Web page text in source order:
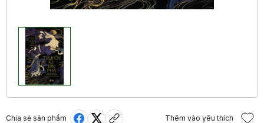
Chia sẻ sản phẩm Thêm vào yêu thích